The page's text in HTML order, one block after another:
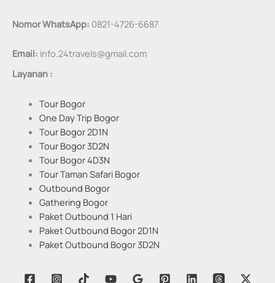
Nomor WhatsApp: 0821-4726-6687
Email: info.24travels@gmail.com
Layanan :
Tour Bogor
One Day Trip Bogor
Tour Bogor 2D1N
Tour Bogor 3D2N
Tour Bogor 4D3N
Tour Taman Safari Bogor
Outbound Bogor
Gathering Bogor
Paket Outbound 1 Hari
Paket Outbound Bogor 2D1N
Paket Outbound Bogor 3D2N